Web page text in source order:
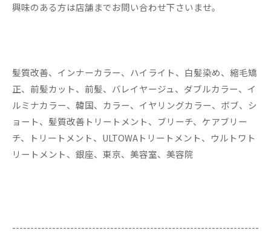
興味のある方は店舗までお問い合わせ下さいませ。
髪質改善、インナーカラー、ハイライト、白髪染め、縮毛矯
正、前髪カット、前髪、バレイヤージュ、ダブルカラー、イ
ルミナカラー、韓国、カラー、イヤリングカラー、ボブ、シ
ョート、髪質改善トリートメント、ブリーチ、ケアブリー
チ、トリートメント、ULTOWAトリートメント、ウルトワト
リートメント、銀座、東京、美容室、美容院
--------------------------------------------------------------------